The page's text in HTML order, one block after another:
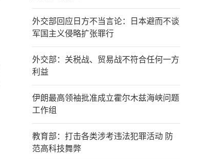
外交部回应日方不当言论：日本避而不谈
军国主义侵略扩张罪行
外交部：关税战、贸易战不符合任何一方
利益
伊朗最高领袖批准成立霍尔木兹海峡问题
工作组
教育部：打击各类涉考违法犯罪活动 防
范高科技舞弊